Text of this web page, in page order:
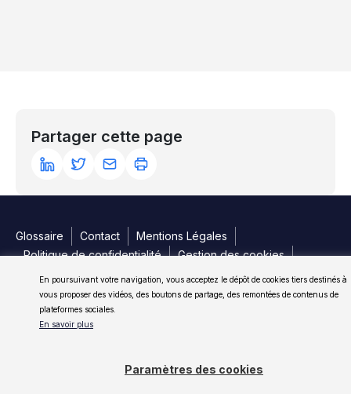
Partager cette page
Glossaire Contact
Mentions Légales
Politique de confidentialité
Gestion des cookies
Conditions Générales
Copyright 2026 Ancre
En poursuivant votre navigation, vous acceptez le dépôt de cookies tiers destinés à
vous proposer des vidéos, des boutons de partage, des remontées de contenus de
plateformes sociales.
En savoir plus
Paramètres des cookies